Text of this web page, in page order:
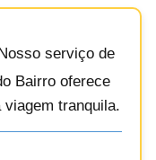
serviço de
Bairro oferece
tranquila.